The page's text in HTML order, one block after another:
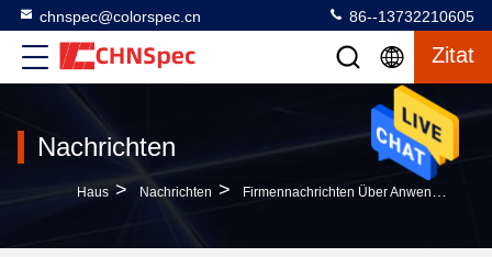
chnspec@colorspec.cn 86--13732210605
Zitat
Nachrichten
Haus > Nachrichten > Firmennachrichten Über Anwendung Der Hyperspektralkamera Bei Der Zerstörungsfreien Prüfung Der Fruchtqualität